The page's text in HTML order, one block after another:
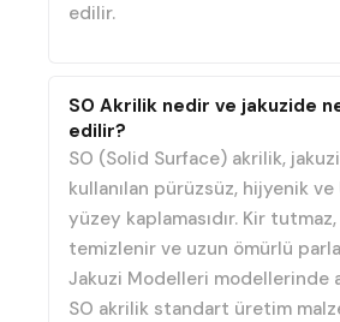
edilir.
SO Akrilik nedir ve jakuzide
edilir?
SO (Solid Surface) akrilik,
kullanılan pürüzsüz, hijyenik ve
yüzey kaplamasıdır. Kir
temizlenir ve uzun ömürlü
Jakuzi Modelleri modellerinde
SO akrilik standart üretim